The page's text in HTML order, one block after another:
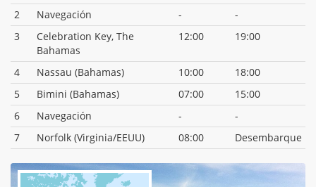
2
Navegación -
-
3
Celebration Key, The
Bahamas
12:00 19:00
4 Nassau (Bahamas) 10:00
18:00
5
Bimini (Bahamas) 07:00
15:00
6
Navegación -
-
7
Norfolk (Virginia/EEUU) 08:00 Desembarque